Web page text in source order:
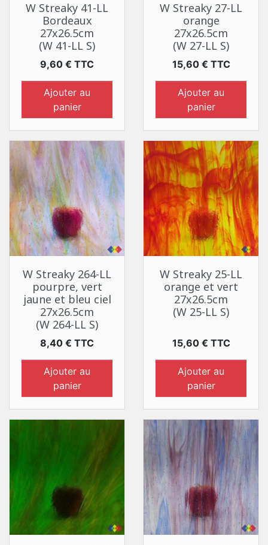
W Streaky 41-LL
Bordeaux
27x26.5cm
(W 41-LL S)
Prix
9,60 € TTC
Ajouter au
panier
W Streaky 27-LL
orange
27x26.5cm
(W 27-LL S)
Prix
15,60 € TTC
Ajouter au
panier
W Streaky 264-LL
pourpre, vert
jaune et bleu ciel
27x26.5cm
(W 264-LL S)
Prix
8,40 € TTC
Ajouter au
panier
W Streaky 25-LL
orange et vert
27x26.5cm
(W 25-LL S)
Prix
15,60 € TTC
Ajouter au
panier